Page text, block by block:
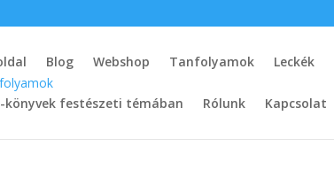
Blog Webshop Tanfolyamok Leckék
könyvek festészeti témában Rólunk Kapcsolat